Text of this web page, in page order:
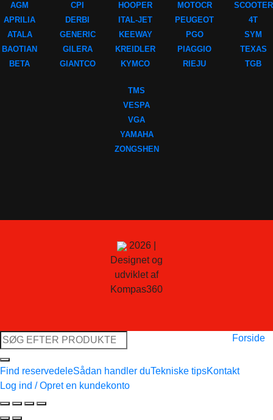
AGM
APRILIA
ATALA
BAOTIAN
BETA
CPI
DERBI
GENERIC
GILERA
GIANTCO
HOOPER
ITAL-JET
KEEWAY
KREIDLER
KYMCO
MOTOCR
PEUGEOT
PGO
PIAGGIO
RIEJU
SCOOTER
4T
SYM
TEXAS
TGB
TMS
VESPA
VGA
YAMAHA
ZONGSHEN
2026 |
Designet og
udviklet af
Kompas360
Søg
efter:
Forside
Find reservedeleSådan handler duTekniske tipsKontakt
Log ind / Opret en kundekonto